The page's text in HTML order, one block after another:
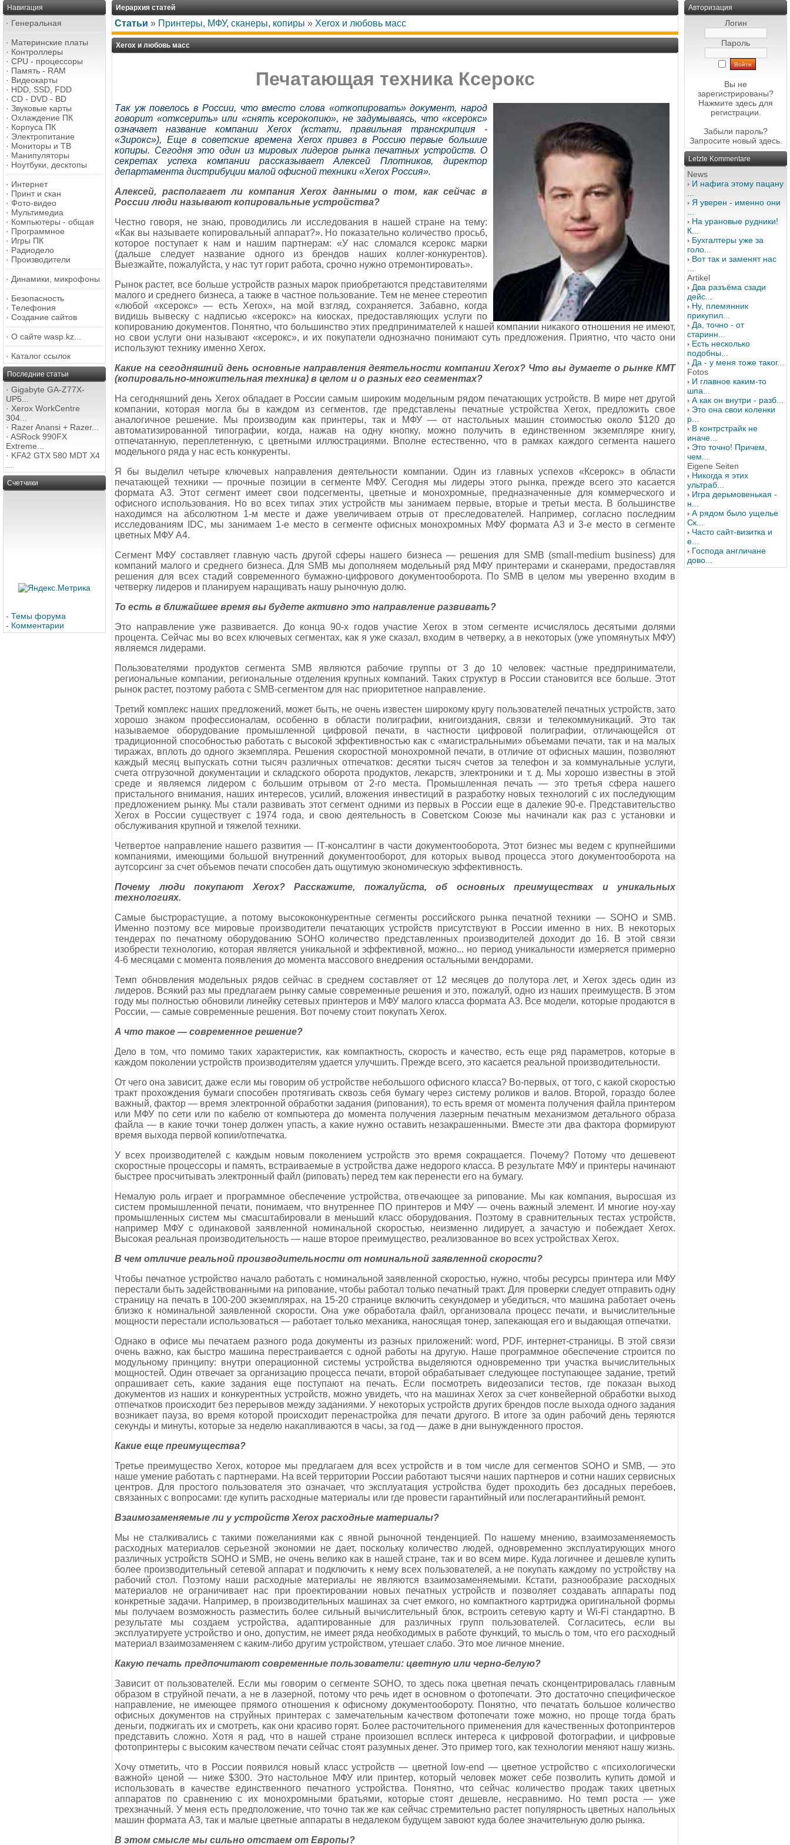
Навигация
· Генеральная
· Материнские платы
· Контроллеры
· CPU - процессоры
· Память - RAM
· Видеокарты
· HDD, SSD, FDD
· CD - DVD - BD
· Звуковые карты
· Охлаждение ПК
· Корпуса ПК
· Электропитание
· Мониторы и ТВ
· Манипуляторы
· Ноутбуки, десктопы
· Интернет
· Принт и скан
· Фото-видео
· Мультимедиа
· Компьютеры - общая
· Программное
· Игры ПК
· Радиодело
· Производители
· Динамики, микрофоны
· Безопасность
· Телефония
· Создание сайтов
· О сайте wasp.kz...
· Каталог ссылок
Последние статьи
· Gigabyte GA-Z77X-
UP5...
· Xerox WorkCentre
304...
· Razer Anansi + Razer...
· ASRock 990FX
Extreme...
· KFA2 GTX 580 MDT X4
Счетчики
- Темы форума
- Комментарии
Иерархия статей
Статьи » Принтеры, МФУ, сканеры, копиры » Xerox и любовь масс
Xerox и любовь масс
Печатающая техника Ксерокс
Так уж повелось в России, что вместо слова «откопировать» документ, народ
говорит «отксерить» или «снять ксерокопию», не задумываясь, что «ксерокс»
означает название компании Xerox (кстати, правильная транскрипция -
«Зирокс»), Еще в советские времена Xerox привез в Россию первые большие
копиры. Сегодня это один из мировых лидеров рынка печатных устройств. О
секретах успеха компании рассказывает Алексей Плотников, директор
департамента дистрибуции малой офисной техники «Xerox Россия».
Алексей, располагает ли компания Xerox данными о том, как сейчас в
России люди называют копировальные устройства?
Честно говоря, не знаю, проводились ли исследования в нашей стране на тему:
«Как вы называете копировальный аппарат?». Но показательно количество просьб,
которое поступает к нам и нашим партнерам: «У нас сломался ксерокс марки
(дальше следует название одного из брендов наших коллег-конкурентов).
Выезжайте, пожалуйста, у нас тут горит работа, срочно нужно отремонтировать».
Рынок растет, все больше устройств разных марок приобретаются представителями
малого и среднего бизнеса, а также в частное пользование. Тем не менее стереотип
«любой «ксерокс» — есть Xerox», на мой взгляд, сохраняется. Забавно, когда
видишь вывеску с надписью «ксерокс» на киосках, предоставляющих услуги по
копированию документов. Понятно, что большинство этих предпринимателей к нашей компании никакого отношения не имеют,
но свои услуги они называют «ксерокс», и их покупатели однозначно понимают суть предложения. Приятно, что часто они
используют технику именно Xerox.
Какие на сегодняшний день основные направления деятельности компании Xerox? Что вы думаете о рынке КМТ
(копировально-множительная техника) в целом и о разных его сегментах?
На сегодняшний день Xerox обладает в России самым широким модельным рядом печатающих устройств. В мире нет другой
компании, которая могла бы в каждом из сегментов, где представлены печатные устройства Xerox, предложить свое
аналогичное решение. Мы производим как принтеры, так и МФУ — от настольных машин стоимостью около $120 до
автоматизированной типографии, когда, нажав на одну кнопку, можно получить в единственном экземпляре книгу,
отпечатанную, переплетенную, с цветными иллюстрациями. Вполне естественно, что в рамках каждого сегмента нашего
модельного ряда у нас есть конкуренты.
Я бы выделил четыре ключевых направления деятельности компании. Один из главных успехов «Ксерокс» в области
печатающей техники — прочные позиции в сегменте МФУ. Сегодня мы лидеры этого рынка, прежде всего это касается
формата А3. Этот сегмент имеет свои подсегменты, цветные и монохромные, предназначенные для коммерческого и
офисного использования. Но во всех типах этих устройств мы занимаем первые, вторые и третьи места. В большинстве
находимся на абсолютном 1-м месте и даже увеличиваем отрыв от преследователей. Например, согласно последним
исследованиям IDC, мы занимаем 1-е место в сегменте офисных монохромных МФУ формата А3 и 3-е место в сегменте
цветных МФУ А4.
Сегмент МФУ составляет главную часть другой сферы нашего бизнеса — решения для SMB (small-medium business) для
компаний малого и среднего бизнеса. Для SMB мы дополняем модельный ряд МФУ принтерами и сканерами, предоставляя
решения для всех стадий современного бумажно-цифрового документооборота. По SMB в целом мы уверенно входим в
четверку лидеров и планируем наращивать нашу рыночную долю.
То есть в ближайшее время вы будете активно это направление развивать?
Это направление уже развивается. До конца 90-х годов участие Xerox в этом сегменте исчислялось десятыми долями
процента. Сейчас мы во всех ключевых сегментах, как я уже сказал, входим в четверку, а в некоторых (уже упомянутых МФУ)
являемся лидерами.
Пользователями продуктов сегмента SMB являются рабочие группы от 3 до 10 человек: частные предприниматели,
региональные компании, региональные отделения крупных компаний. Таких структур в России становится все больше. Этот
рынок растет, поэтому работа с SMB-сегментом для нас приоритетное направление.
Третий комплекс наших предложений, может быть, не очень известен широкому кругу пользователей печатных устройств, зато
хорошо знаком профессионалам, особенно в области полиграфии, книгоиздания, связи и телекоммуникаций. Это так
называемое оборудование промышленной цифровой печати, в частности цифровой полиграфии, отличающейся от
традиционной способностью работать с высокой эффективностью как с «магистральными» объемами печати, так и на малых
тиражах, вплоть до одного экземпляра. Решения скоростной монохромной печати, в отличие от офисных машин, позволяют
каждый месяц выпускать сотни тысяч различных отпечатков: десятки тысяч счетов за телефон и за коммунальные услуги,
счета отгрузочной документации и складского оборота продуктов, лекарств, электроники и т. д. Мы хорошо известны в этой
среде и являемся лидером с большим отрывом от 2-го места. Промышленная печать — это третья сфера нашего
пристального внимания, наших интересов, усилий, вложения инвестиций в разработку новых технологий с их последующим
предложением рынку. Мы стали развивать этот сегмент одними из первых в России еще в далекие 90-е. Представительство
Xerox в России существует с 1974 года, и свою деятельность в Советском Союзе мы начинали как раз с установки и
обслуживания крупной и тяжелой техники.
Четвертое направление нашего развития — IТ-консалтинг в части документооборота. Этот бизнес мы ведем с крупнейшими
компаниями, имеющими большой внутренний документооборот, для которых вывод процесса этого документооборота на
аутсорсинг за счет объемов печати способен дать ощутимую экономическую эффективность.
Почему люди покупают Xerox? Расскажите, пожалуйста, об основных преимуществах и уникальных
технологиях.
Самые быстрорастущие, а потому высококонкурентные сегменты российского рынка печатной техники — SOHO и SMB.
Именно поэтому все мировые производители печатающих устройств присутствуют в России именно в них. В некоторых
тендерах по печатному оборудованию SOHO количество представленных производителей доходит до 16. В этой связи
изобрести технологию, которая является уникальной и эффективной, можно... но период уникальности измеряется примерно
4-6 месяцами с момента появления до момента массового внедрения остальными вендорами.
Темп обновления модельных рядов сейчас в среднем составляет от 12 месяцев до полутора лет, и Xerox здесь один из
лидеров. Всякий раз мы предлагаем рынку самые современные решения и это, пожалуй, одно из наших преимуществ. В этом
году мы полностью обновили линейку сетевых принтеров и МФУ малого класса формата А3. Все модели, которые продаются в
России, — самые современные решения. Вот почему стоит покупать Xerox.
А что такое — современное решение?
Дело в том, что помимо таких характеристик, как компактность, скорость и качество, есть еще ряд параметров, которые в
каждом поколении устройств производителям удается улучшить. Прежде всего, это касается реальной производительности.
От чего она зависит, даже если мы говорим об устройстве небольшого офисного класса? Во-первых, от того, с какой скоростью
тракт прохождения бумаги способен протягивать сквозь себя бумагу через систему роликов и валов. Второй, гораздо более
важный, фактор — время электронной обработки задания (рипования), то есть время от момента получения файла принтером
или МФУ по сети или по кабелю от компьютера до момента получения лазерным печатным механизмом детального образа
файла — в какие точки тонер должен упасть, а какие нужно оставить незакрашенными. Вместе эти два фактора формируют
время выхода первой копии/отпечатка.
У всех производителей с каждым новым поколением устройств это время сокращается. Почему? Потому что дешевеют
скоростные процессоры и память, встраиваемые в устройства даже недорого класса. В результате МФУ и принтеры начинают
быстрее просчитывать электронный файл (риповать) перед тем как перенести его на бумагу.
Немалую роль играет и программное обеспечение устройства, отвечающее за рипование. Мы как компания, выросшая из
систем промышленной печати, понимаем, что внутреннее ПО принтеров и МФУ — очень важный элемент. И многие ноу-хау
промышленных систем мы смасштабировали в меньший класс оборудования. Поэтому в сравнительных тестах устройств,
например МФУ с одинаковой заявленной номинальной скоростью, неизменно лидирует, а зачастую и побеждает Xerox.
Высокая реальная производительность — наше второе преимущество, реализованное во всех устройствах Xerox.
В чем отличие реальной производительности от номинальной заявленной скорости?
Чтобы печатное устройство начало работать с номинальной заявленной скоростью, нужно, чтобы ресурсы принтера или МФУ
перестали быть задействованными на рипование, чтобы работал только печатный тракт. Для проверки следует отправить одну
страницу на печать в 100-200 экземплярах, на 15-20 странице включить секундомер и убедиться, что машина работает очень
близко к номинальной заявленной скорости. Она уже обработала файл, организовала процесс печати, и вычислительные
мощности перестали использоваться — работает только механика, наносящая тонер, запекающая его и выдающая отпечатки.
Однако в офисе мы печатаем разного рода документы из разных приложений: word, PDF, интернет-страницы. В этой связи
очень важно, как быстро машина перестраивается с одной работы на другую. Наше программное обеспечение строится по
модульному принципу: внутри операционной системы устройства выделяются одновременно три участка вычислительных
мощностей. Один отвечает за организацию процесса печати, второй обрабатывает следующее поступающее задание, третий
опрашивает сеть, какие задания еще поступают на печать. Если посмотреть видеозаписи тестов, где показан выход
документов из наших и конкурентных устройств, можно увидеть, что на машинах Xerox за счет конвейерной обработки выход
отпечатков происходит без перерывов между заданиями. У некоторых устройств других брендов после выхода одного задания
возникает пауза, во время которой происходит перенастройка для печати другого. В итоге за один рабочий день теряются
секунды и минуты, которые за неделю накапливаются в часы, за год — даже в дни вынужденного простоя.
Какие еще преимущества?
Третье преимущество Xerox, которое мы предлагаем для всех устройств и в том числе для сегментов SOHO и SMB, — это
наше умение работать с партнерами. На всей территории России работают тысячи наших партнеров и сотни наших сервисных
центров. Для простого пользователя это означает, что эксплуатация устройства будет проходить без досадных перебоев,
связанных с вопросами: где купить расходные материалы или где провести гарантийный или послегарантийный ремонт.
Взаимозаменяемые ли у устройств Xerox расходные материалы?
Мы не сталкивались с такими пожеланиями как с явной рыночной тенденцией. По нашему мнению, взаимозаменяемость
расходных материалов серьезной экономии не дает, поскольку количество людей, одновременно эксплуатирующих много
различных устройств SOHO и SMB, не очень велико как в нашей стране, так и во всем мире. Куда логичнее и дешевле купить
более производительный сетевой аппарат и подключить к нему всех пользователей, а не покупать каждому по устройству на
рабочий стол. Поэтому наши расходные материалы не являются взаимозаменяемыми. Кстати, разнообразие расходных
материалов не ограничивает нас при проектировании новых печатных устройств и позволяет создавать аппараты под
конкретные задачи. Например, в производительных машинах за счет емкого, но компактного картриджа оригинальной формы
мы получаем возможность разместить более сильный вычислительный блок, встроить сетевую карту и Wi-Fi стандартно. В
результате мы создаем устройства, адаптированные для различных групп пользователей. Согласитесь, если вы
эксплуатируете устройство и оно, допустим, не имеет ряда необходимых в работе функций, то мысль о том, что его расходный
материал взаимозаменяем с каким-либо другим устройством, утешает слабо. Это мое личное мнение.
Какую печать предпочитают современные пользователи: цветную или черно-белую?
Зависит от пользователей. Если мы говорим о сегменте SOHO, то здесь пока цветная печать сконцентрировалась главным
образом в струйной печати, а не в лазерной, потому что речь идет в основном о фотопечати. Это достаточно специфическое
направление, не имеющее прямого отношения к офисному документообороту. Понятно, что печатать большое количество
офисных документов на струйных принтерах с замечательным качеством фотопечати тоже можно, но проще тогда брать
деньги, поджигать их и смотреть, как они красиво горят. Более расточительного применения для качественных фотопринтеров
представить сложно. Хотя я рад, что в нашей стране произошел всплеск интереса к цифровой фотографии, и цифровые
фотопринтеры с высоким качеством печати сейчас стоят разумных денег. Это пример того, как технологии меняют нашу жизнь.
Хочу отметить, что в России появился новый класс устройств — цветной low-end — цветное устройство с «психологически
важной» ценой — ниже $300. Это настольное МФУ или принтер, который человек может себе позволить купить домой и
использовать в качестве единственного печатного устройства. Понятно, что сейчас количество продаж таких цветных
аппаратов по сравнению с их монохромными братьями, которые стоят дешевле, несравнимо. Но темп роста — уже
трехзначный. У меня есть предположение, что точно так же как сейчас стремительно растет популярность цветных напольных
машин формата А3, так и малые цветные аппараты в недалеком будущем завоют куда более значительную долю рынка.
В этом смысле мы сильно отстаем от Европы?
Авторизация
Логин
Пароль
Вы не
зарегистрированы?
Нажмите здесь для
регистрации.
Забыли пароль?
Запросите новый здесь.
Letzte Kommentare
News
И нафига этому пацану
Я уверен - именно они
На урановые рудники!
К...
Бухгалтеры уже за
голо...
Вот так и заменят нас
Artikel
Два разъёма сзади
дейс...
Ну, племянник
прикупил...
Да, точно - от
старинн...
Есть несколько
подобны...
Да - у меня тоже таког...
Fotos
И главное каким-то
шпа...
А как он внутри - разб...
Это она свои коленки
р...
В контрстрайк не
иначе...
Это точно! Причем,
чем...
Eigene Seiten
Никогда я этих
ультраб...
Игра дерьмовенькая -
н...
А рядом было ущелье
Ск...
Часто сайт-визитка и
е...
Господа англичане
дово...